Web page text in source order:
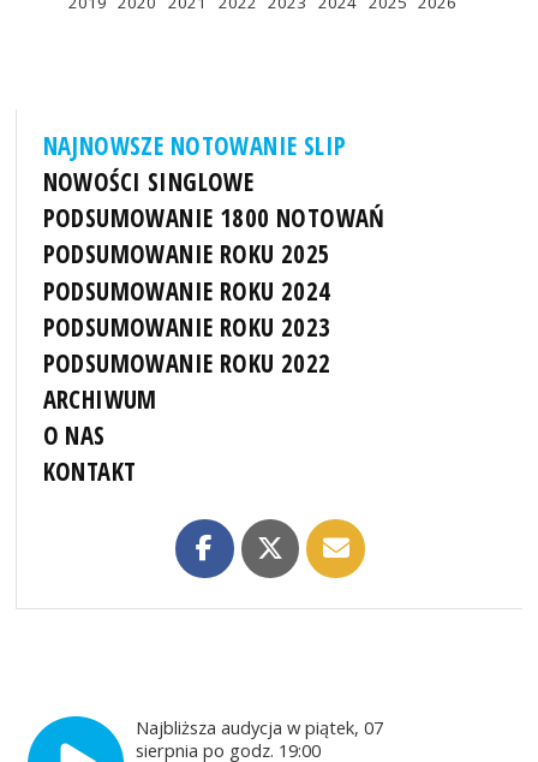
NAJNOWSZE NOTOWANIE SLIP
NOWOŚCI SINGLOWE
PODSUMOWANIE 1800 NOTOWAŃ
PODSUMOWANIE ROKU 2025
PODSUMOWANIE ROKU 2024
PODSUMOWANIE ROKU 2023
PODSUMOWANIE ROKU 2022
ARCHIWUM
O NAS
KONTAKT
Najbliższa audycja w piątek, 07
sierpnia po godz. 19:00